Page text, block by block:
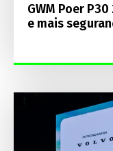
GWM Poer
e mais